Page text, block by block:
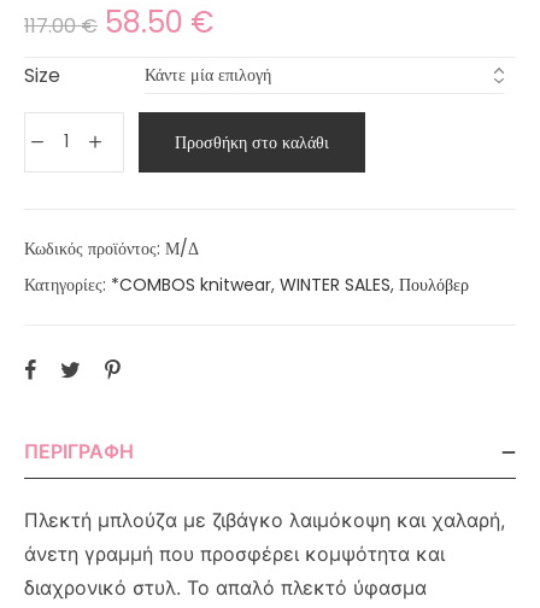
117.00€ 58.50 €
Size
Προσθήκη στο καλάθι
Κωδικός προϊόντος: Μ/Δ
Κατηγορίες: *COMBOS knitwear, WINTER SALES, Πουλόβερ
ΠΕΡΙΓΡΑΦΉ
Πλεκτή μπλούζα με ζιβάγκο λαιμόκοψη και χαλαρή,
άνετη γραμμή που προσφέρει κομψότητα και
διαχρονικό στυλ. Το απαλό πλεκτό ύφασμα